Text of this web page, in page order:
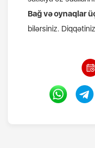
Bağ və oynaqlar
bilərsiniz.